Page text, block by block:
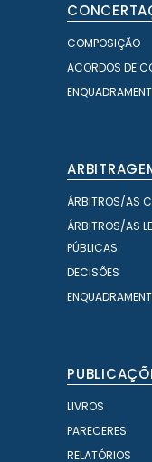
COMPOSIÇÃO
ACORDOS DE
ÁRBITROS/AS
ÁRBITROS/AS
PÚBLICAS
DECISÕES
LIVROS
PARECERES
RELATÓRIOS